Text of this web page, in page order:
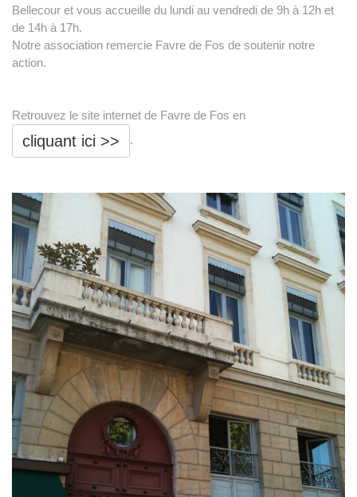
Bellecour et vous accueille du lundi au vendredi de 9h à 12h et
de 14h à 17h.
Notre association remercie Favre de Fos de soutenir notre
action.
Retrouvez le site internet de Favre de Fos en
cliquant ici >> .